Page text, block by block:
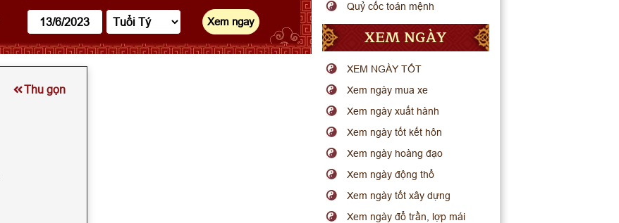
Thu gọn
Quỷ cốc toán mệnh
XEM NGÀY
XEM NGÀY TỐT
Xem ngày mua xe
Xem ngày xuất hành
Xem ngày tốt kết hôn
Xem ngày hoàng đạo
Xem ngày động thổ
Xem ngày tốt xây dựng
Xem ngày đổ trần, lợp mái